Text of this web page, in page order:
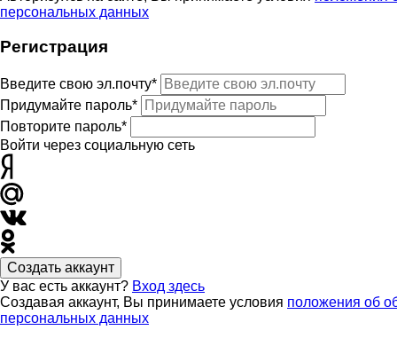
персональных данных
Регистрация
Введите свою эл.почту*
Придумайте пароль*
Повторите пароль*
Войти через социальную сеть
Создать аккаунт
У вас есть аккаунт? Вход здесь
Создавая аккаунт, Вы принимаете условия положения об
персональных данных